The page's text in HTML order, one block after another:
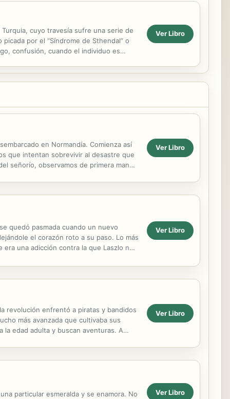
cuyo travesía sufre una serie de
por el “Síndrome de Sthendal” o
confusión, cuando el individuo es
Ver Libro
en Normandía. Comienza así
que intentan sobrevivir al desastre que
señorío, observamos de primera mano
Ver Libro
quedó pasmada cuando un nuevo
el corazón roto a su paso. Lo más
una adicción contra la que Laszlo no
Ver Libro
revolución enfrentó a piratas y bandidos
más avanzada que cultivaba sus
edad adulta y buscan aventuras. A
Ver Libro
particular esmeralda y se enamora. No Ver Libro